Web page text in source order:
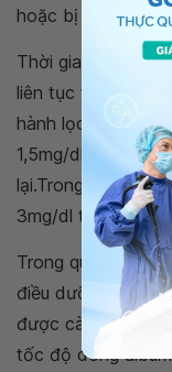
hoặc bị rối loạn
Thời gian lọc máu
liên tục trong
hành lọc MARS
1,5mg/dl/24h
lại.Trong trường
3mg/dl trong 48h
Trong quá trình
điều dưỡng phải
được cài đặt và
tốc độ dòng